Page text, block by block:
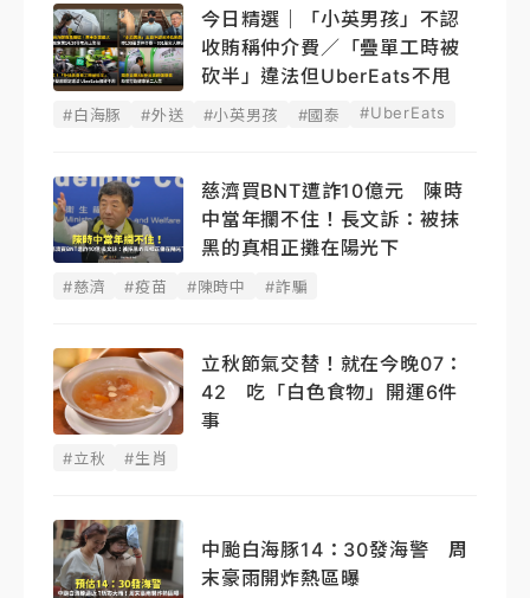
今日精選｜「小英男孩」不認
收賄稱仲介費／「疊單工時被
砍半」違法但UberEats不甩
#白海豚 #外送 #小英男孩 #國泰 #UberEats
慈濟買BNT遭詐10億元 陳時
中當年攔不住！長文訴：被抹
黑的真相正攤在陽光下
#慈濟 #疫苗 #陳時中 #詐騙
立秋節氣交替！就在今晚07：
42 吃「白色食物」開運6件
事
#立秋 #生肖
中颱白海豚14：30發海警 周
末豪雨開炸熱區曝